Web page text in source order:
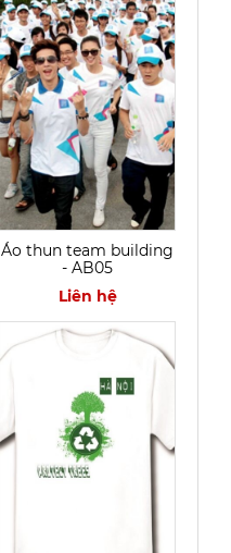
Áo thun team building
- AB05
Liên hệ